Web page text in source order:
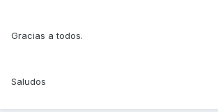
Gracias a todos.
Saludos